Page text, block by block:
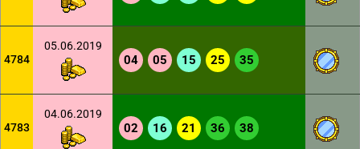
4784
05.06.2019
04 05 15 25 35
4783
04.06.2019
02 16 21 36 38